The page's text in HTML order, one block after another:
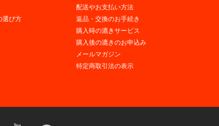
選び方
配送やお支払い方法
返品・交換のお手続き
購入時の漉きサービス
購入後の漉きのお申込み
メールマガジン
特定商取引法の表示